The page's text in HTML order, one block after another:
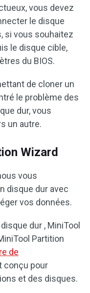
vous devez
le disque
si vous souhaitez
le disque cible,
du BIOS.
de cloner un
le problème des
dur, vous
un autre.
Wizard
vous
disque dur avec
vos données.
dur , MiniTool
Partition
de
conçu pour
et des disques.